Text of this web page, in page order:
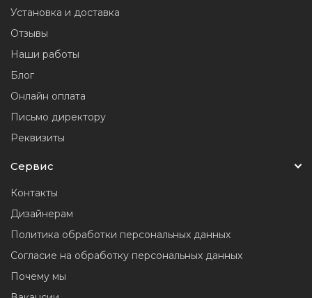
Установка и доставка
Отзывы
Наши работы
Блог
Онлайн оплата
Письмо директору
Реквизиты
Сервис
Контакты
Дизайнерам
Политика обработки персональных данных
Согласие на обработку персональных данных
Почему мы